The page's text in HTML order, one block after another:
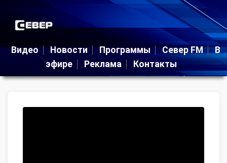
Видео Новости Программы Север FM
В
эфире
Реклама Контакты